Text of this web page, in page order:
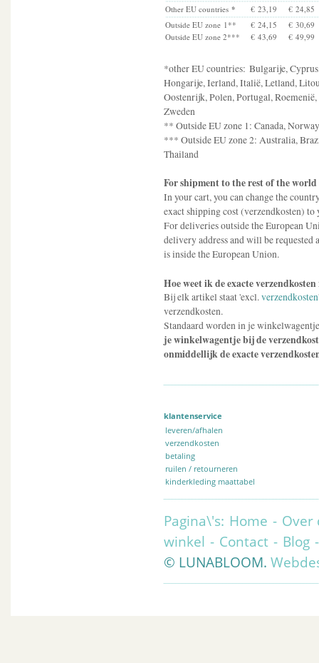
Other EU countries * € 23,19
€ 24,85
Outside EU zone 1**
€ 24,15
€ 30,69
Outside EU zone 2***
€ 43,69 € 49,99
*other EU countries: Bulgarije,
Hongarije, Ierland, Italië, Letland,
Oostenrijk, Polen, Portugal,
Zweden
** Outside EU zone 1: Canada,
*** Outside EU zone 2: Australia,
Thailand
Forshipmenttotherest of the
In your cart, you can change the
exact shipping cost (verzendkosten)
For deliveries outside the European
delivery address and will be requested
is inside the European Union.
Hoe weet ik de exacte
Bij elk artikel staat 'excl.verzendkosten
verzendkosten.
Standaard worden in je
je winkelwagentje bij de
onmiddellijk de exacte
klantenservice
leveren/afhalen
verzendkosten
betaling
ruilen / retourneren
kinderkleding maattabel
Pagina\'s: Home - Over
winkel - Contact - Blog
© LUNABLOOM.